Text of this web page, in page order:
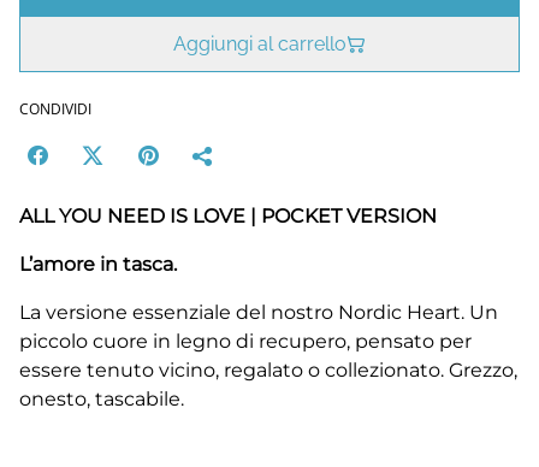
Aggiungi al carrello
CONDIVIDI
ALL YOU NEED IS LOVE | POCKET VERSION
L’amore in tasca.
La versione essenziale del nostro Nordic Heart. Un
piccolo cuore in legno di recupero, pensato per
essere tenuto vicino, regalato o collezionato. Grezzo,
onesto, tascabile.